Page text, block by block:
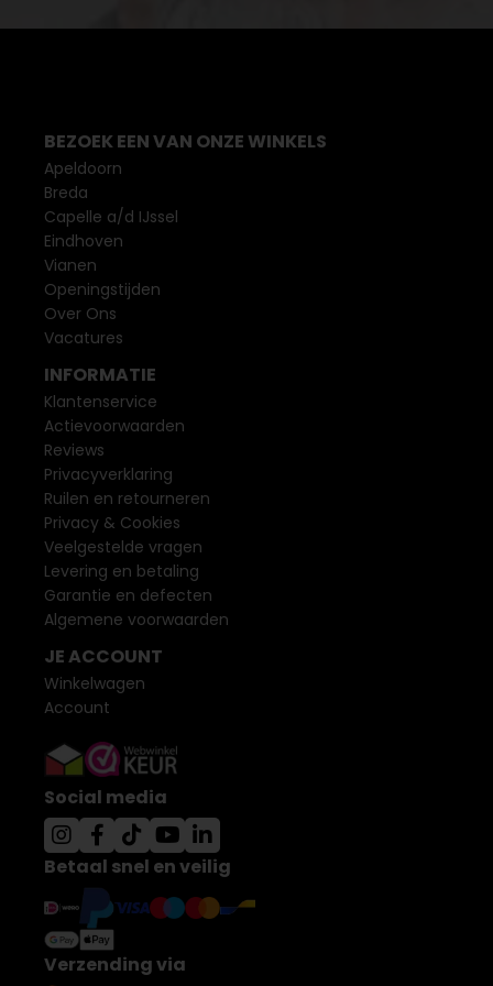
BEZOEK EEN VAN ONZE WINKELS
Apeldoorn
Breda
Capelle a/d IJssel
Eindhoven
Vianen
Openingstijden
Over Ons
Vacatures
INFORMATIE
Klantenservice
Actievoorwaarden
Reviews
Privacyverklaring
Ruilen en retourneren
Privacy & Cookies
Veelgestelde vragen
Levering en betaling
Garantie en defecten
Algemene voorwaarden
JE ACCOUNT
Winkelwagen
Account
Social media
Betaal snel en veilig
Verzending via